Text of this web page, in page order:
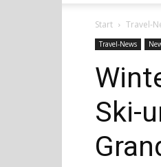
Start Travel-
Travel-News
Ski-